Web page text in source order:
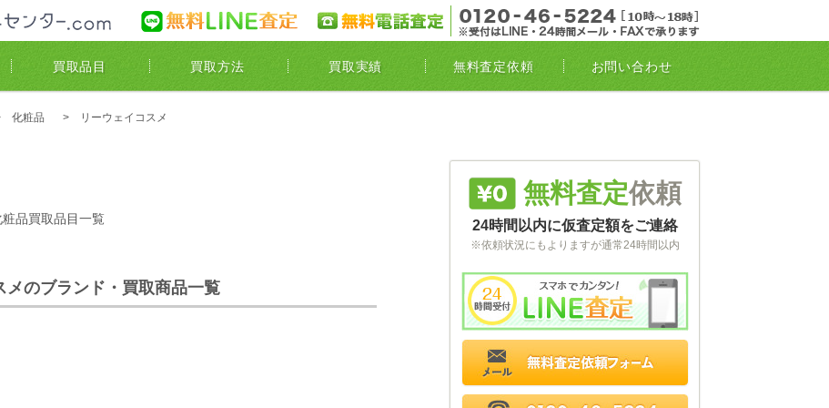
無料LINE査定
買取品目 買取方法 買取実績 無料査定依頼 お問い合わせ
化粧品 リーウェイコスメ
品買取品目一覧
メのブランド・買取商品一覧
無料査定依頼
24時間以内に仮査定額をご連絡
※依頼状況にもよりますが通常24時間以内